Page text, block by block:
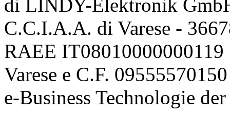
di LINDY-Elektronik
C.C.I.A.A. di Varese -
RAEE
Varese e C.F. 09555570150
e-Business Technologie